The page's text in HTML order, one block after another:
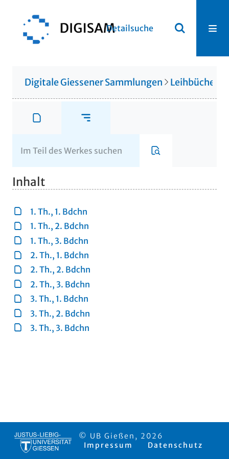
Detailsuche
Digitale Giessener Sammlungen
Inhalt
1. Th., 1. Bdchn
1. Th., 2. Bdchn
1. Th., 3. Bdchn
2. Th., 1. Bdchn
2. Th., 2. Bdchn
2. Th., 3. Bdchn
3. Th., 1. Bdchn
3. Th., 2. Bdchn
3. Th., 3. Bdchn
© UB Gießen, 2026
Impressum
Datenschutz